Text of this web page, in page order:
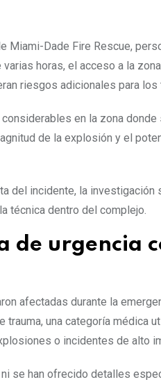
Miami-Dade Fire Rescue,
horas, el acceso a la
riesgos adicionales para
en la zona
de la explosión y el
del incidente, la
técnica dentro del complejo.
de urgencia
afectadas durante la
una categoría médica
o incidentes de alto
se han ofrecido detalles